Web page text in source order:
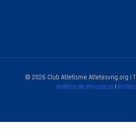
© 2026 Club Atletisme Atletesvng.org |
Política de Privadesa |